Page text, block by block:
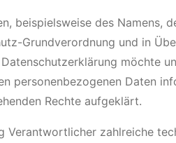
beispielsweise des
Grundverordnung und in
möchte
personenbezogenen Daten
Rechte aufgeklärt.
Verantwortlicher zahlreiche